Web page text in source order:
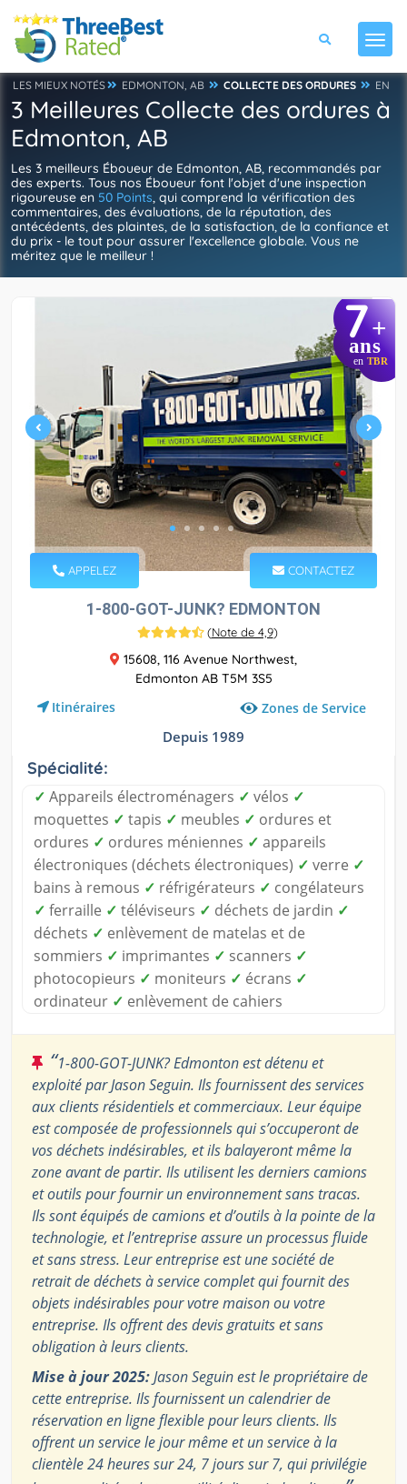
LES MIEUX NOTÉS EDMONTON, AB COLLECTE DES ORDURES EN
3 Meilleures Collecte des ordures à
Edmonton, AB
Les 3 meilleurs Éboueur de Edmonton, AB, recommandés par
des experts. Tous nos Éboueur font l'objet d'une inspection
rigoureuse en 50 Points, qui comprend la vérification des
commentaires, des évaluations, de la réputation, des
antécédents, des plaintes, de la satisfaction, de la confiance et
du prix - le tout pour assurer l'excellence globale. Vous ne
méritez que le meilleur !
7+
ans
en TBR
APPELEZ CONTACTEZ
1-800-GOT-JUNK? EDMONTON
(Note de 4,9)
15608, 116 Avenue Northwest,
Edmonton AB T5M 3S5
Itinéraires Zones de Service
Depuis 1989
Spécialité:
✓ Appareils électroménagers ✓ vélos ✓
moquettes ✓ tapis ✓ meubles ✓ ordures et
ordures ✓ ordures méniennes ✓ appareils
électroniques (déchets électroniques) ✓ verre ✓
bains à remous ✓ réfrigérateurs ✓ congélateurs
✓ ferraille ✓ téléviseurs ✓ déchets de jardin ✓
déchets ✓ enlèvement de matelas et de
sommiers ✓ imprimantes ✓ scanners ✓
photocopieurs ✓ moniteurs ✓ écrans ✓
ordinateur ✓ enlèvement de cahiers
“1-800-GOT-JUNK? Edmonton est détenu et
exploité par Jason Seguin. Ils fournissent des services
aux clients résidentiels et commerciaux. Leur équipe
est composée de professionnels qui s’occuperont de
vos déchets indésirables, et ils balayeront même la
zone avant de partir. Ils utilisent les derniers camions
et outils pour fournir un environnement sans tracas.
Ils sont équipés de camions et d’outils à la pointe de la
technologie, et l’entreprise assure un processus fluide
et sans stress. Leur entreprise est une société de
retrait de déchets à service complet qui fournit des
objets indésirables pour votre maison ou votre
entreprise. Ils offrent des devis gratuits et sans
obligation à leurs clients.
Mise à jour 2025:Jason Seguin est le propriétaire de
cette entreprise. Ils fournissent un calendrier de
réservation en ligne flexible pour leurs clients. Ils
offrent un service le jour même et un service à la
clientèle 24 heures sur 24, 7 jours sur 7, qui privilégie